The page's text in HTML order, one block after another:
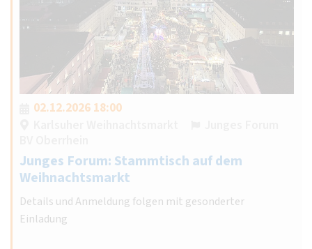
02.12.2026 18:00
Junges Forum: Stammtisch auf dem
Weihnachtsmarkt
Details und Anmeldung folgen mit gesonderter
Einladung